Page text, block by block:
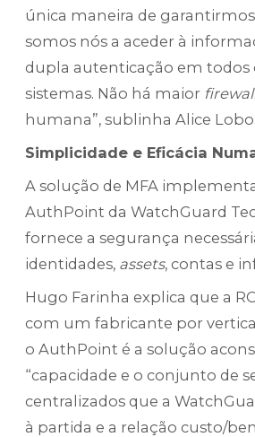
única maneira de
somos nós a aceder à
dupla autenticação em todos
sistemas. Não há maior
humana”, sublinha Alice Lobo.
Simplicidade e Eficácia
A solução de MFA
AuthPoint da WatchGuard
fornece a segurança
identidades, assets, contas e
Hugo Farinha explica que a
com um fabricante por
o AuthPoint é a solução
“capacidade e o conjunto de
centralizados que a
à partida e a relação custo/